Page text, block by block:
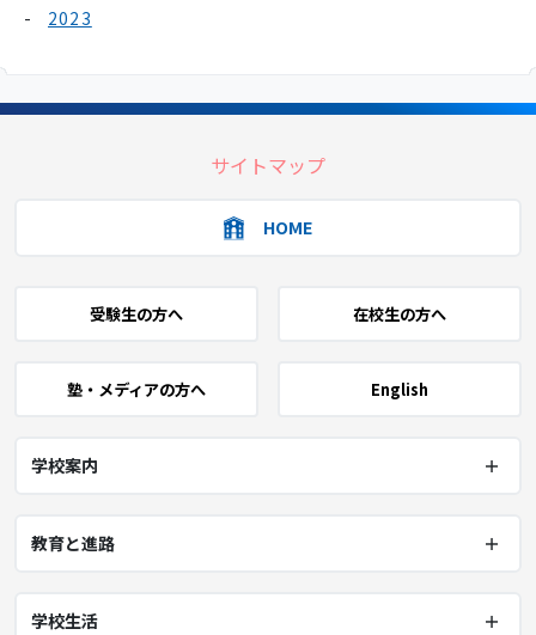
2023
サイトマップ
HOME
受験生の方へ 在校生の方へ
塾・メディアの方へ English
学校案内
教育と進路
学校生活